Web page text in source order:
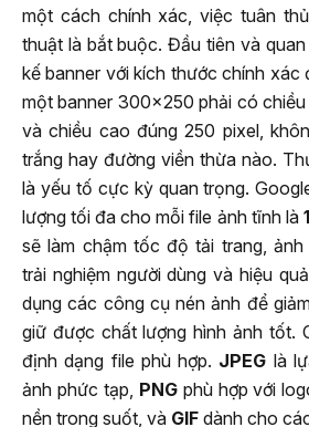
một cách chính xác, việc tuân
thuật là bắt buộc. Đầu tiên và
kế banner với kích thước chính xác
một banner 300×250 phải có
và chiều cao đúng 250 pixel,
trắng hay đường viền thừa nào.
là yếu tố cực kỳ quan trọng.
lượng tối đa cho mỗi file ảnh tĩnh là
sẽ làm chậm tốc độ tải trang,
trải nghiệm người dùng và hiệu
dụng các công cụ nén ảnh để
giữ được chất lượng hình ảnh tốt.
định dạng file phù hợp. JPEG là
ảnh phức tạp, PNGphù hợp với
nền trong suốt, và GIF dành cho